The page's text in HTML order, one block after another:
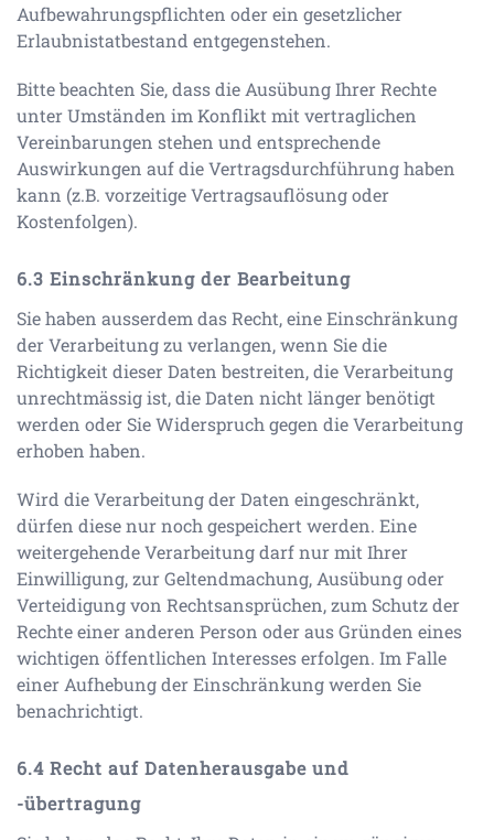
Aufbewahrungspflichten oder ein gesetzlicher
Erlaubnistatbestand entgegenstehen.
Bitte beachten Sie, dass die Ausübung Ihrer Rechte
unter Umständen im Konflikt mit vertraglichen
Vereinbarungen stehen und entsprechende
Auswirkungen auf die Vertragsdurchführung haben
kann (z.B. vorzeitige Vertragsauflösung oder
Kostenfolgen).
Einschränkung der Bearbeitung
Sie haben ausserdem das Recht, eine Einschränkung
der Verarbeitung zu verlangen, wenn Sie die
Richtigkeit dieser Daten bestreiten, die Verarbeitung
unrechtmässig ist, die Daten nicht länger benötigt
werden oder Sie Widerspruch gegen die Verarbeitung
erhoben haben.
Wird die Verarbeitung der Daten eingeschränkt,
dürfen diese nur noch gespeichert werden. Eine
weitergehende Verarbeitung darf nur mit Ihrer
Einwilligung, zur Geltendmachung, Ausübung oder
Verteidigung von Rechtsansprüchen, zum Schutz der
Rechte einer anderen Person oder aus Gründen eines
wichtigen öffentlichen Interesses erfolgen. Im Falle
einer Aufhebung der Einschränkung werden Sie
benachrichtigt.
Recht auf Datenherausgabe und
-übertragung